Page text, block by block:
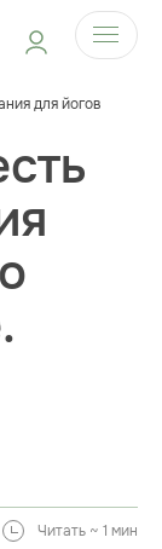
для йогов
Читать ~ 1 мин